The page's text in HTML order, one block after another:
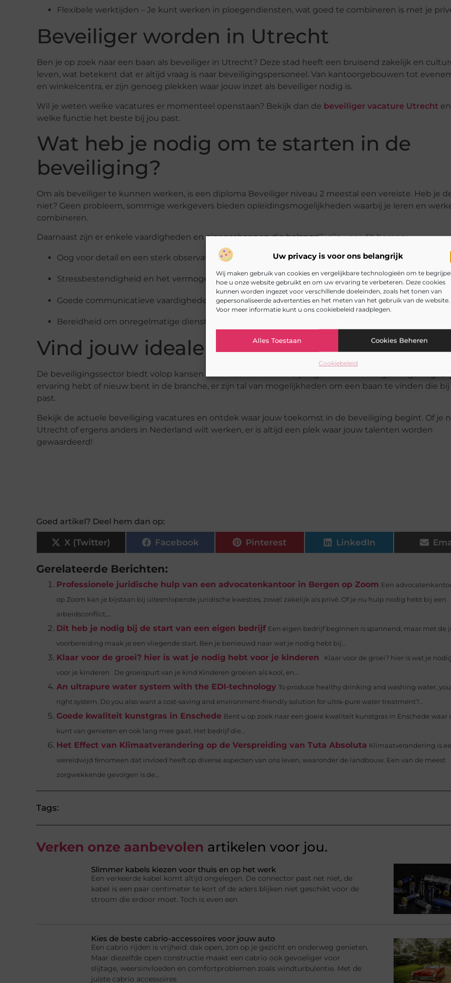
Uw privacy is voor ons belangrijk
Wij maken gebruik van cookies en vergelijkbare technologieën om te
hoe u onze website gebruikt en om uw ervaring te verbeteren. Deze cookies
kunnen worden ingezet voor verschillende doeleinden, zoals het tonen van
gepersonaliseerde advertenties en het meten van het gebruik van de website.
Voor meer informatie kunt u ons cookiebeleid raadplegen.
Alles Toestaan Cookies Beheren
Cookiebeleid
Flexibele werktijden – Je kunt werken in ploegendiensten, wat goed te combineren is met je
Beveiliger worden in Utrecht
Ben je op zoek naar een baan als beveiliger in Utrecht? Deze stad heeft een bruisend zakelijk en
leven, wat betekent dat er altijd vraag is naar beveiligingspersoneel. Van kantoorgebouwen tot
en winkelcentra, er zijn genoeg plekken waar jouw inzet als beveiliger nodig is.
Wil je weten welke vacatures er momenteel openstaan? Bekijk dan de beveiliger vacature Utrecht
welke functie het beste bij jou past.
Wat heb je nodig om te starten in de
beveiliging?
Om als beveiliger te kunnen werken, is een diploma Beveiliger niveau 2 meestal een vereiste. Heb je
niet? Geen probleem, sommige werkgevers bieden opleidingsmogelijkheden waarbij je leren en
combineren.
Daarnaast zijn er enkele vaardigheden en eigenschappen die belangrijk zijn voor dit beroep:
Oog voor detail en een sterk observatievermogen
Stressbestendigheid en het vermogen om snel te handelen
Goede communicatieve vaardigheden en klantgerichtheid
Bereidheid om onregelmatige diensten te werken, inclusief nachtdiensten en weekenden
Vind jouw ideale baan in de beveiliging
De beveiligingssector biedt volop kansen voor iedereen die wil bijdragen aan een veilige omgeving. Of
ervaring hebt of nieuw bent in de branche, er zijn tal van mogelijkheden om een baan te vinden die bij
past.
Bekijk de actuele beveiliging vacatures en ontdek waar jouw toekomst in de beveiliging begint. Of je
Utrecht of ergens anders in Nederland wilt werken, er is altijd een plek waar jouw talenten worden
gewaardeerd!
Goed artikel? Deel hem dan op:
X (Twitter) Facebook Pinterest LinkedIn
Gerelateerde Berichten:
Professionele juridische hulp van een advocatenkantoor in Bergen op Zoom Een
op Zoom kan je bijstaan bij uiteenlopende juridische kwesties, zowel zakelijk als privé. Of je nu hulp nodig hebt bij een
arbeidsconflict,...
Dit heb je nodig bij de start van een eigen bedrijf Een eigen bedrijf beginnen is spannend, maar met de
voorbereiding maak je een vliegende start. Ben je benieuwd naar wat je nodig hebt bij...
Klaar voor de groei? hier is wat je nodig hebt voor je kinderen
Klaar voor de groei? hier is wat je
voor je kinderen De groeispurt van je kind Kinderen groeien als kool, en...
An ultrapure water system with the EDI-technology To produce healthy drinking and washing water,
right system. Do you also want a cost-saving and environment-friendly solution for ultra-pure water treatment?...
Goede kwaliteit kunstgras in Enschede Bent u op zoek naar een goeie kwaliteit kunstgras in Enschede waar
kunt van genieten en ook lang mee gaat. Het bedrijf die...
Het Effect van Klimaatverandering op de Verspreiding van Tuta Absoluta Klimaatverandering is
wereldwijd fenomeen dat invloed heeft op diverse aspecten van ons leven, waaronder de landbouw. Een van de meest
zorgwekkende gevolgen is de...
Tags:
Verken onze aanbevolen artikelen voor jou.
Slimmer kabels kiezen voor thuis en op het werk
Een verkeerde kabel komt altijd ongelegen. De connector past net niet, de
kabel is een paar centimeter te kort of de aders blijken niet geschikt voor de
stroom die erdoor moet. Toch is even een
Kies de beste cabrio-accessoires voor jouw auto
Een cabrio rijden is vrijheid: dak open, zon op je gezicht en onderweg genieten.
Maar diezelfde open constructie maakt een cabrio ook gevoeliger voor
slijtage, weersinvloeden en comfortproblemen zoals windturbulentie. Met de
juiste cabrio accessoires